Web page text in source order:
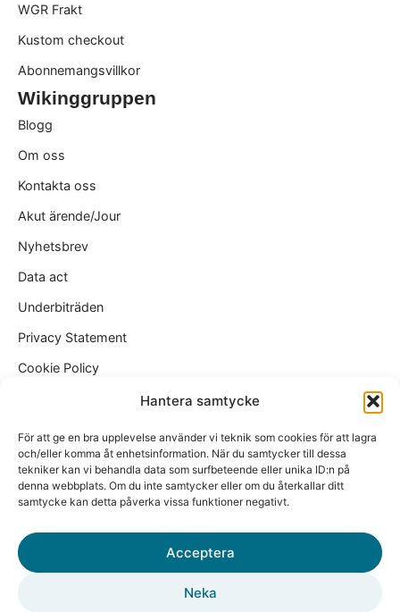
Hantera samtycke
För att ge en bra upplevelse använder vi teknik som cookies för att lagra
och/eller komma åt enhetsinformation. När du samtycker till dessa
tekniker kan vi behandla data som surfbeteende eller unika ID:n på
denna webbplats. Om du inte samtycker eller om du återkallar ditt
samtycke kan detta påverka vissa funktioner negativt.
Acceptera
Neka
WGR Frakt
Kustom checkout
Abonnemangsvillkor
Wikinggruppen
Blogg
Om oss
Kontakta oss
Akut ärende/Jour
Nyhetsbrev
Data act
Underbiträden
Privacy Statement
Cookie Policy
ekonomi@wikinggruppen.se
sales@wikinggruppen.se
Tel. 0650 – 757 59
Vardagar 10:00 – 12:00, 13:00 – 15:30
Besöksadress